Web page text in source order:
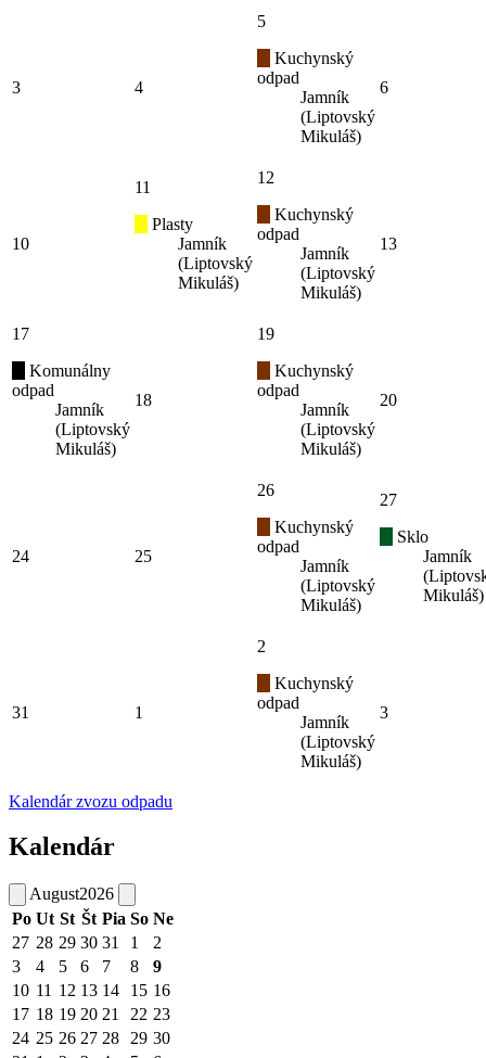
3 4
5
Kuchynský
odpad
Jamník
(Liptovský
Mikuláš)
6
10
11
Plasty
Jamník
(Liptovský
Mikuláš)
12
Kuchynský
odpad
Jamník
(Liptovský
Mikuláš)
13
17
Komunálny
odpad
Jamník
(Liptovský
Mikuláš)
18
19
Kuchynský
odpad
Jamník
(Liptovský
Mikuláš)
20
24 25
26
Kuchynský
odpad
Jamník
(Liptovský
Mikuláš)
27
Sklo
Jamník
Mikuláš)
31 1
2
Kuchynský
odpad
Jamník
(Liptovský
Mikuláš)
3
Kalendár zvozu odpadu
Kalendár
August2026
Po Ut St Št Pia So Ne
27 28 29 30 31 1
2
3
4 5 6 7 8
9
10 11 12 13 14 15 16
17 18 19 20 21 22 23
24 25 26 27 28 29 30